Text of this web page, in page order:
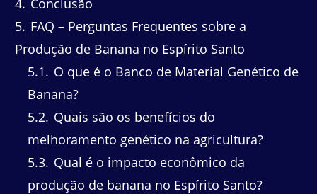
5 FAQ – Perguntas Frequentes sobre a
Produção de Banana no Espírito Santo
5.1
O que é o Banco de Material Genético de
Banana?
5.2 Quais são os benefícios do
melhoramento genético na agricultura?
5.3 Qual é o impacto econômico da
produção de banana no Espírito Santo?